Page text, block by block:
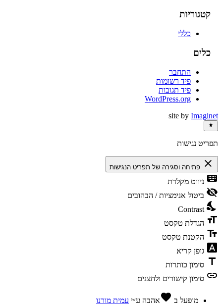
קטגוריות
כללי
כלים
התחבר
פיד רשומות
פיד תגובות
WordPress.org
site by Imaginet
תפריט נגישות
close פתיחה וסגירה של תפריט הנגישות
keyboard ניווט מקלדת
visibility_off ביטול אנימציות / הבהובים
nights_stay
Contrast
format_size הגדלת טקסט
text_fields הקטנת טקסט
font_download גופן קריא
title סימון כותרות
link סימון קישורים ולחצנים
מופעל ב favoriteאהבה ע״י עמית מורנו